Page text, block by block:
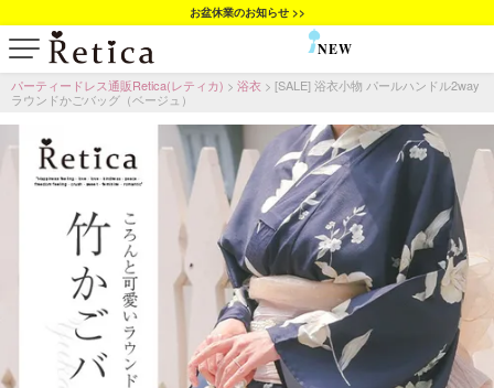
お盆休業のお知らせ >>
NEW
パーティードレス通販Retica(レティカ) 浴衣
[SALE] 浴衣小物 パールハンドル2way
ラウンドかごバッグ（ベージュ）